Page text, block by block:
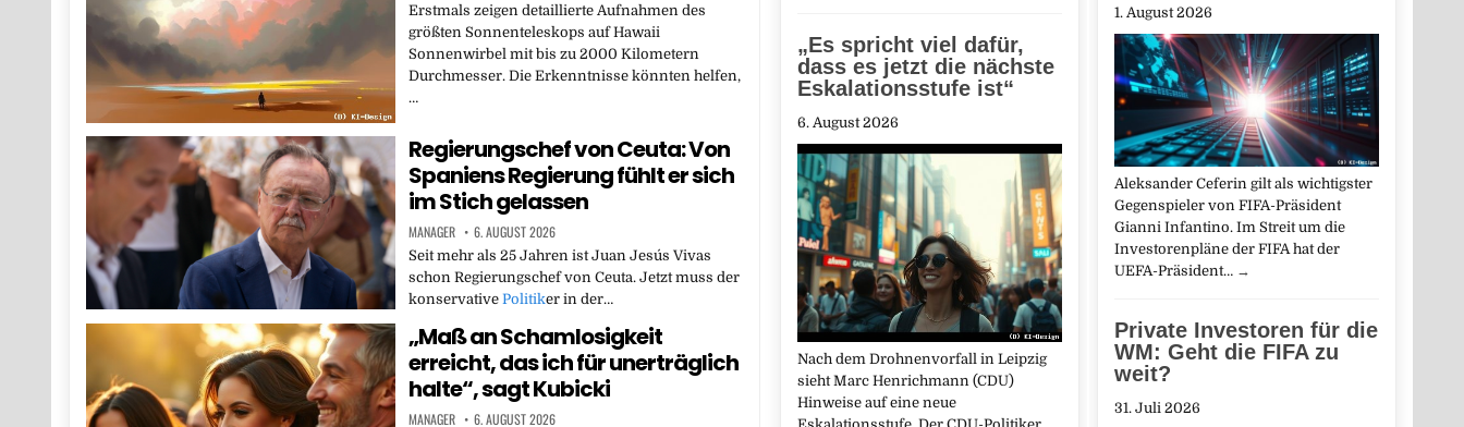
Erstmals zeigen detaillierte Aufnahmen des
größten Sonnenteleskops auf Hawaii
Sonnenwirbel mit bis zu 2000 Kilometern
Durchmesser. Die Erkenntnisse könnten helfen,
…
Regierungschef von Ceuta: Von
Spaniens Regierung fühlt er sich
im Stich gelassen
MANAGER 6. AUGUST 2026
Seit mehr als 25 Jahren ist Juan Jesús Vivas
schon Regierungschef von Ceuta. Jetzt muss der
konservative Politiker in der…
„Maß an Schamlosigkeit
erreicht, das ich für unerträglich
halte“, sagt Kubicki
MANAGER 6. AUGUST 2026
1. August 2026
Aleksander Ceferin gilt als wichtigster
Gegenspieler von FIFA-Präsident
Gianni Infantino. Im Streit um die
Investorenpläne der FIFA hat der
UEFA-Präsident… →
Private Investoren für die
WM: Geht die FIFA zu
weit?
31. Juli 2026
„Es spricht viel dafür,
dass es jetzt die nächste
Eskalationsstufe ist“
6. August 2026
Nach dem Drohnenvorfall in Leipzig
sieht Marc Henrichmann (CDU)
Hinweise auf eine neue